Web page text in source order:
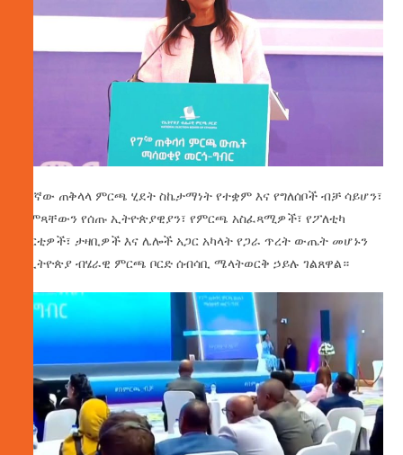
የ7ኛው ጠቅላላ ምርጫ ሂደት ስኬታማነት የተቋም እና የግለሰቦች ብቻ ሳይሆን፣
ድምጻቸውን የሰጡ ኢትዮጵያዊያን፣ የምርጫ አስፈጻሚዎች፣ የፖለቲካ
ፓርቲዎች፣ ታዛቢዎች እና ሌሎች አጋር አካላት የጋራ ጥረት ውጤት መሆኑን
የኢትዮጵያ ብሄራዊ ምርጫ ቦርድ ሰብሳቢ ሜላትወርቅ ኃይሉ ገልጸዋል።